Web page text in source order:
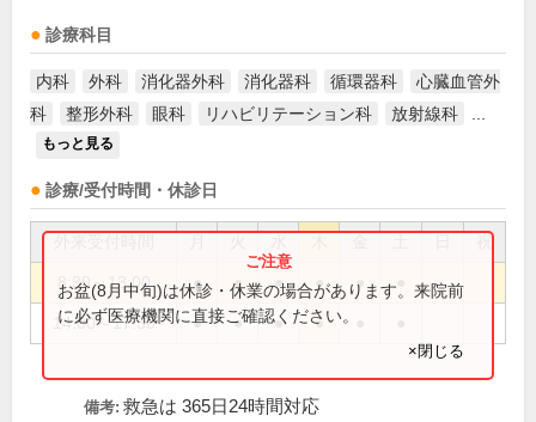
診療科目
内科 外科 消化器外科 消化器科 循環器科
心臓血管外
科
整形外科 眼科 リハビリテーション科 放射線科
もっと見る
診療/受付時間・休診日
祝
8:30～13:00 ● ● ● ● ●
14:00～17:30 ● ● ● ●
お盆(8月中旬)は休診・休業の場合があります。来院前
に必ず医療機関に直接ご確認ください。
×閉じる
備考: 救急は 365日24時間対応